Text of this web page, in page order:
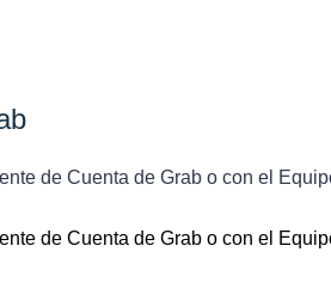
de Cuenta de Grab o con el
de Cuenta de Grab o con el